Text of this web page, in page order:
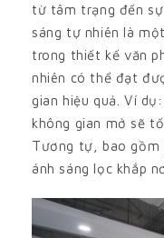
từ tâm trạng đến
sáng tự nhiên là
trong thiết kế văn
nhiên có thể đạt
gian hiệu quả. Ví
không gian mở sẽ
Tương tự, bao gồm
ánh sáng lọc khắp